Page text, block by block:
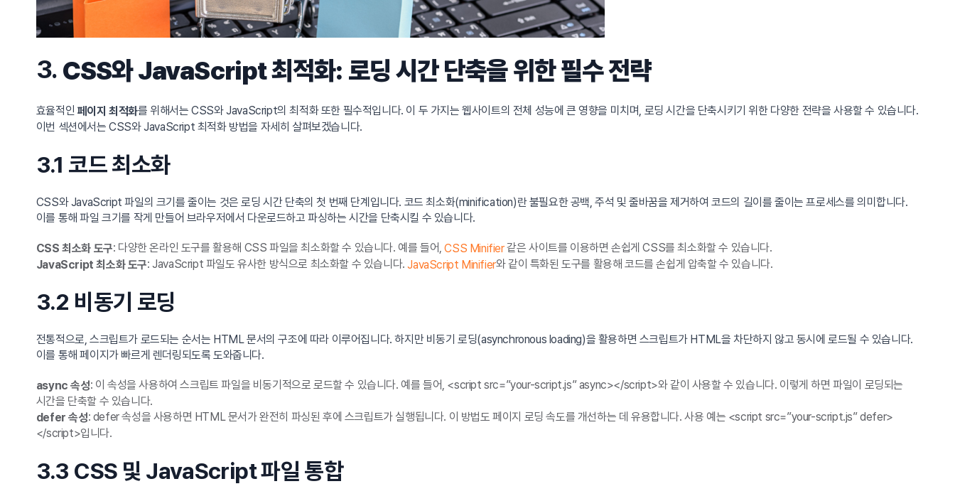
3. CSS와 JavaScript 최적화: 로딩 시간 단축을 위한 필수 전략
효율적인 페이지 최적화를 위해서는 CSS와 JavaScript의 최적화 또한 필수적입니다. 이 두 가지는 웹사이트의 전체 성능에 큰 영향을 미치며, 로딩 시간을 단축시키기 위한 다양한 전략을 사용할 수 있습니다.
이번 섹션에서는 CSS와 JavaScript 최적화 방법을 자세히 살펴보겠습니다.
3.1 코드 최소화
CSS와 JavaScript 파일의 크기를 줄이는 것은 로딩 시간 단축의 첫 번째 단계입니다. 코드 최소화(minification)란 불필요한 공백, 주석 및 줄바꿈을 제거하여 코드의 길이를 줄이는 프로세스를 의미합니다.
이를 통해 파일 크기를 작게 만들어 브라우저에서 다운로드하고 파싱하는 시간을 단축시킬 수 있습니다.
CSS 최소화 도구: 다양한 온라인 도구를 활용해 CSS 파일을 최소화할 수 있습니다. 예를 들어,CSS Minifier같은 사이트를 이용하면 손쉽게 CSS를 최소화할 수 있습니다.
JavaScript 최소화 도구: JavaScript 파일도 유사한 방식으로 최소화할 수 있습니다.JavaScript Minifier와 같이 특화된 도구를 활용해 코드를 손쉽게 압축할 수 있습니다.
3.2 비동기 로딩
전통적으로, 스크립트가 로드되는 순서는 HTML 문서의 구조에 따라 이루어집니다. 하지만 비동기 로딩(asynchronous loading)을 활용하면 스크립트가 HTML을 차단하지 않고 동시에 로드될 수 있습니다.
이를 통해 페이지가 빠르게 렌더링되도록 도와줍니다.
async 속성: 이 속성을 사용하여 스크립트 파일을 비동기적으로 로드할 수 있습니다. 예를 들어, <script src=”your-script.js” async></script>와 같이 사용할 수 있습니다. 이렇게 하면 파일이 로딩되는
시간을 단축할 수 있습니다.
defer 속성: defer 속성을 사용하면 HTML 문서가 완전히 파싱된 후에 스크립트가 실행됩니다. 이 방법도 페이지 로딩 속도를 개선하는 데 유용합니다. 사용 예는 <script src=”your-script.js” defer>
</script>입니다.
3.3 CSS 및 JavaScript 파일 통합